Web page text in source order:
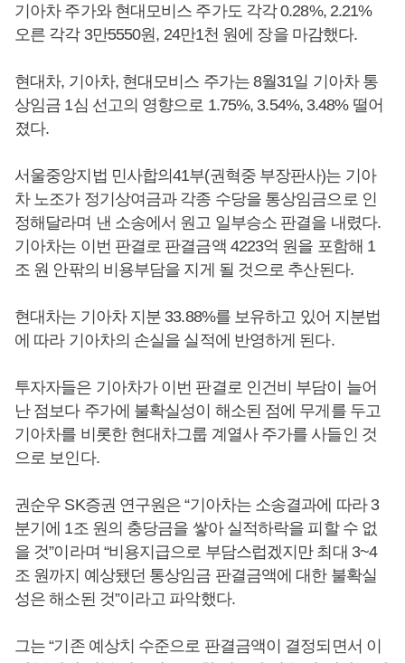
기아차 주가와 현대모비스 주가도 각각 0.28%, 2.21%
오른 각각 3만5550원, 24만1천 원에 장을 마감했다.
현대차, 기아차, 현대모비스 주가는 8월31일 기아차 통
상임금 1심 선고의 영향으로 1.75%, 3.54%, 3.48% 떨어
졌다.
서울중앙지법 민사합의41부(권혁중 부장판사)는 기아
차 노조가 정기상여금과 각종 수당을 통상임금으로 인
정해달라며 낸 소송에서 원고 일부승소 판결을 내렸다.
기아차는 이번 판결로 판결금액 4223억 원을 포함해 1
조 원 안팎의 비용부담을 지게 될 것으로 추산된다.
현대차는 기아차 지분 33.88%를 보유하고 있어 지분법
에 따라 기아차의 손실을 실적에 반영하게 된다.
투자자들은 기아차가 이번 판결로 인건비 부담이 늘어
난 점보다 주가에 불확실성이 해소된 점에 무게를 두고
기아차를 비롯한 현대차그룹 계열사 주가를 사들인 것
으로 보인다.
권순우 SK증권 연구원은 “기아차는 소송결과에 따라 3
분기에 1조 원의 충당금을 쌓아 실적하락을 피할 수 없
을 것”이라며 “비용지급으로 부담스럽겠지만 최대 3~4
조 원까지 예상됐던 통상임금 판결금액에 대한 불확실
성은 해소된 것”이라고 파악했다.
그는 “기존 예상치 수준으로 판결금액이 결정되면서 이